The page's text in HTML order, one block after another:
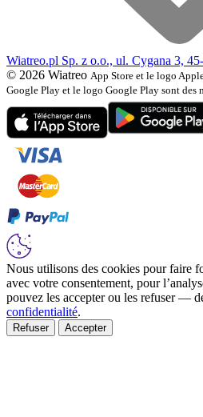
Wiatreo.pl Sp. z o.o., ul. Cygana 3,
© 2026 Wiatreo App Store et le logo
Google Play et le logo Google Play sont des
Nous utilisons des cookies pour faire
avec votre consentement, pour
pouvez les accepter ou les refuser —
confidentialité.
Refuser Accepter